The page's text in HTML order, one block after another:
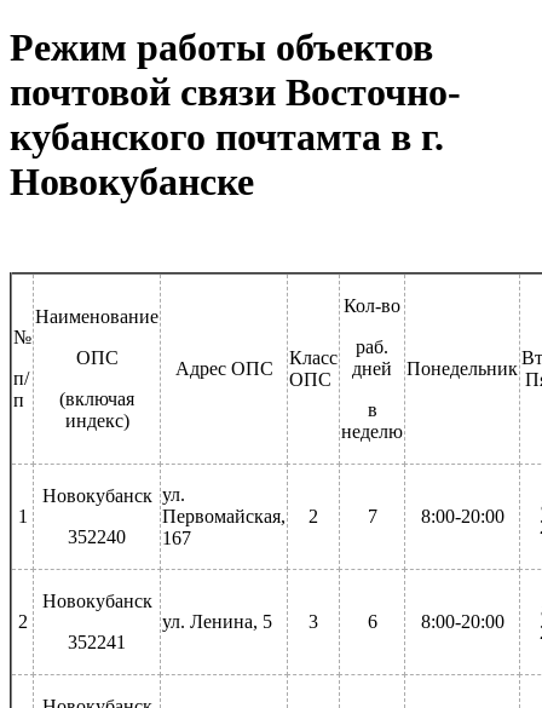
Режим работы объектов
почтовой связи Восточно-
кубанского почтамта в г.
Новокубанске
№
п/
п
Наименование
ОПС
(включая
индекс)
Адрес ОПС
Класс
ОПС
Кол-во
раб.
дней
в
неделю
Понедельник
1
Новокубанск
352240
ул.
Первомайская,
167
2 7 8:00-20:00
2
Новокубанск
352241
ул. Ленина, 5 3 6 8:00-20:00